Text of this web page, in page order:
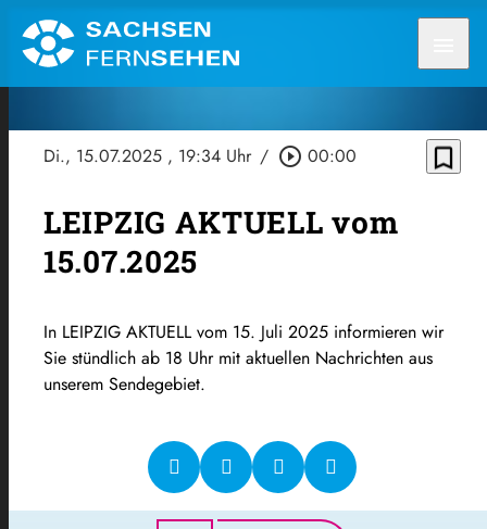
Di., 15.07.2025 , 19:34 Uhr / play_circle_outline 00:00 bookmark_border
LEIPZIG AKTUELL vom
15.07.2025
In LEIPZIG AKTUELL vom 15. Juli 2025 informieren wir
Sie stündlich ab 18 Uhr mit aktuellen Nachrichten aus
unserem Sendegebiet.